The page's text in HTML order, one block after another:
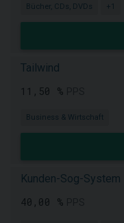
Bücher, CDs, DVDs +1
Tailwind
11,50 %
Business & Wirtschaft
Kunden-Sog-System
40,00 %